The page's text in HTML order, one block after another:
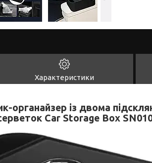
Характеристики
органайзер із двома
Car Storage Box